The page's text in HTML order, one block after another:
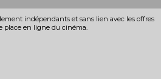
indépendants et sans lien avec les offres
place en ligne du cinéma.